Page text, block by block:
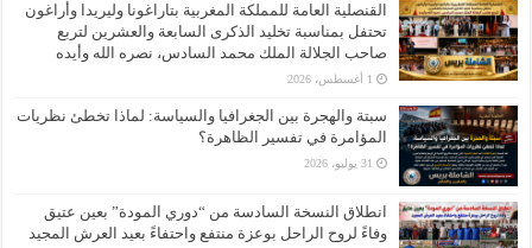
القنصلية العامة للمملكة المغربية بتاراغونا وليريدا وأراغون
تحتفل بمناسبة تخليد الذكرى السابعة والعشرين لتربع
صاحب الجلالة الملك محمد السادس، نصره الله وأيده
1 أغسطس، 2026
سبتة والهجرة بين الجغرافيا والسياسة: لماذا تخطئ نظريات
المؤامرة في تفسير الظاهرة؟
31 يوليو، 2026
انطلاق النسخة السادسة من “دوري المودة” بعين عتيق
وفاءً لروح الراحل بوعزة منتفع واحتفاءً بعيد العرش المجيد